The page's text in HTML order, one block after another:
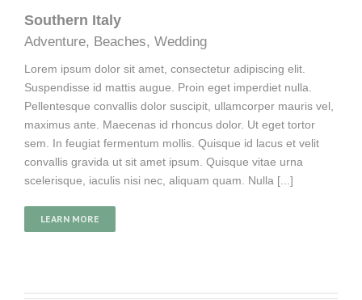
Southern Italy
Adventure, Beaches, Wedding
Lorem ipsum dolor sit amet, consectetur adipiscing elit.
Suspendisse id mattis augue. Proin eget imperdiet nulla.
Pellentesque convallis dolor suscipit, ullamcorper mauris vel,
maximus ante. Maecenas id rhoncus dolor. Ut eget tortor
sem. In feugiat fermentum mollis. Quisque id lacus et velit
convallis gravida ut sit amet ipsum. Quisque vitae urna
scelerisque, iaculis nisi nec, aliquam quam. Nulla [...]
LEARN MORE